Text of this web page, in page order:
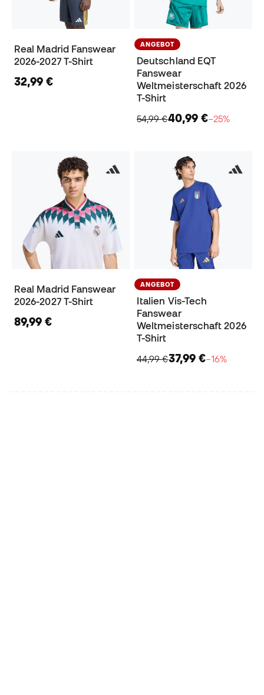
Real Madrid Fanswear
2026-2027 T-Shirt
32,99 €
ANGEBOT
Deutschland EQT
Fanswear
Weltmeisterschaft 2026
T-Shirt
54,99 €40,99 €−25%
Real Madrid Fanswear
2026-2027 T-Shirt
89,99 €
ANGEBOT
Italien Vis-Tech
Fanswear
Weltmeisterschaft 2026
T-Shirt
44,99 €37,99 €−16%